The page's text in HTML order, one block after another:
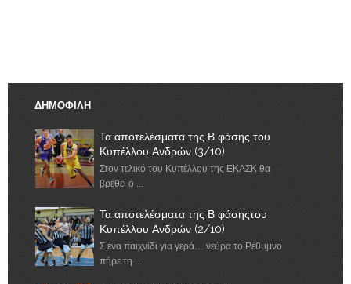
ΔΗΜΟΦΙΛΗ
Τα αποτελέσματα της Β φάσης του
Κυπέλλου Ανδρών (3/10)
Στον τελικό του Κυπέλλου της ΕΚΑΣΚ θα
βρεθεί ο ...
Τα αποτελέσματα της Β φάσηςτου
Κυπέλλου Ανδρών (2/10)
Σ ένα παιχνίδι για γερά… νεύρα το Ρέθυμνο
πήρε τη ...